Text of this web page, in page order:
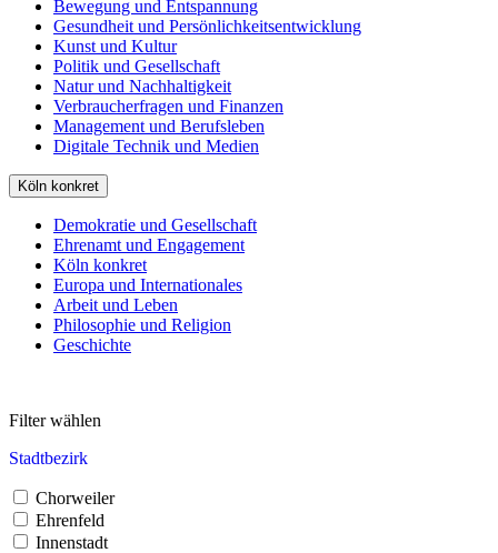
Bewegung und Entspannung
Gesundheit und Persönlichkeitsentwicklung
Kunst und Kultur
Politik und Gesellschaft
Natur und Nachhaltigkeit
Verbraucherfragen und Finanzen
Management und Berufsleben
Digitale Technik und Medien
Köln konkret
Demokratie und Gesellschaft
Ehrenamt und Engagement
Köln konkret
Europa und Internationales
Arbeit und Leben
Philosophie und Religion
Geschichte
Filter wählen
Stadtbezirk
Chorweiler
Ehrenfeld
Innenstadt